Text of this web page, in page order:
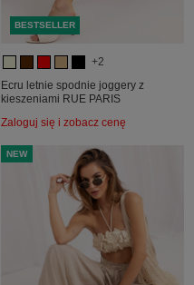
BESTSELLER
+2
Ecru letnie spodnie joggery z
kieszeniami RUE PARIS
Zaloguj się i zobacz cenę
NEW